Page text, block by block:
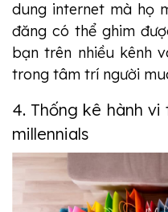
dung internet mà họ
đăng có thể ghim
bạn trên nhiều kênh
trong tâm trí người
4. Thống kê hành
millennials